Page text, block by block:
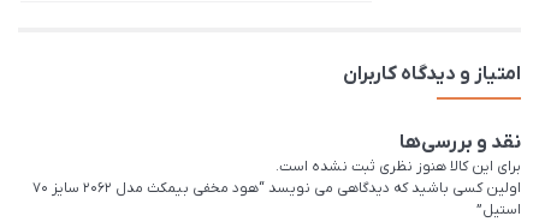
امتیاز و دیدگاه کاربران
نقد و بررسی‌ها
برای این کالا هنوز نظری ثبت نشده است.
اولین کسی باشید که دیدگاهی می نویسد “هود مخفی بیمکث مدل 2062 سایز 70
استیل”